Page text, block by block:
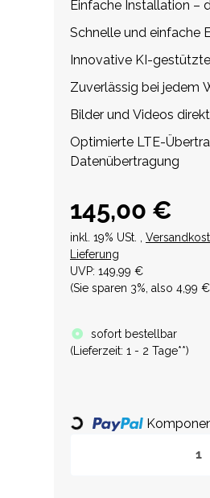
Einfache Installation –
Schnelle und einfache
Innovative KI-
Zuverlässig bei jedem
Bilder und Videos
Optimierte LTE-
Datenübertragung
145,00 €
inkl. 19% USt. ,
Lieferung
UVP: 149,99 €
(Sie sparen 3% , also 4,99 €
sofort bestellbar
( Lieferzeit: 1 - 2 Tage**)
Loading...